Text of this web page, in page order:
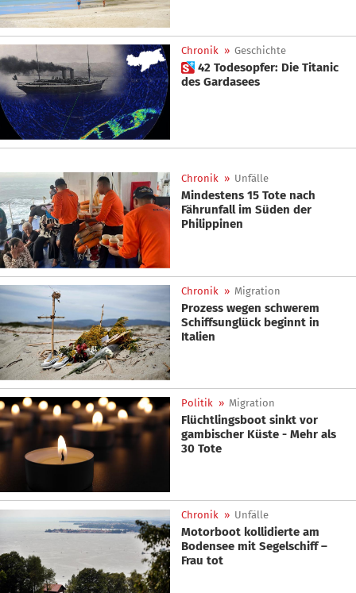
Chronik » Geschichte
 42 Todesopfer: Die Titanic
des Gardasees
Chronik » Unfälle
Mindestens 15 Tote nach
Fährunfall im Süden der
Philippinen
Chronik » Migration
Prozess wegen schwerem
Schiffsunglück beginnt in
Italien
Politik » Migration
Flüchtlingsboot sinkt vor
gambischer Küste - Mehr als
30 Tote
Chronik » Unfälle
Motorboot kollidierte am
Bodensee mit Segelschiff –
Frau tot